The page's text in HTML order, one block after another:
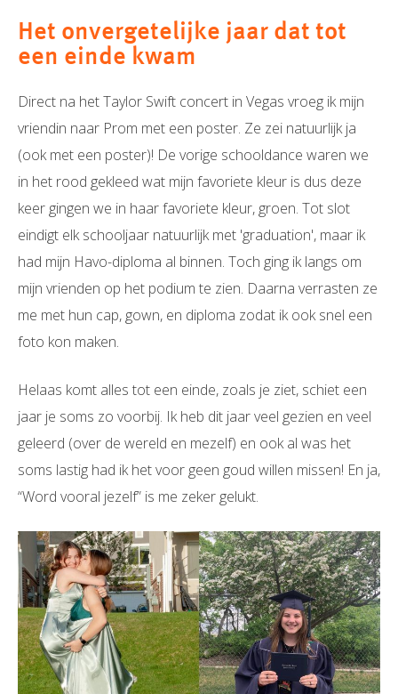
Het onvergetelijke jaar dat tot
een einde kwam
Direct na het Taylor Swift concert in Vegas vroeg ik mijn
vriendin naar Prom met een poster. Ze zei natuurlijk ja
(ook met een poster)! De vorige schooldance waren we
in het rood gekleed wat mijn favoriete kleur is dus deze
keer gingen we in haar favoriete kleur, groen. Tot slot
eindigt elk schooljaar natuurlijk met 'graduation', maar ik
had mijn Havo-diploma al binnen. Toch ging ik langs om
mijn vrienden op het podium te zien. Daarna verrasten ze
me met hun cap, gown, en diploma zodat ik ook snel een
foto kon maken.
Helaas komt alles tot een einde, zoals je ziet, schiet een
jaar je soms zo voorbij. Ik heb dit jaar veel gezien en veel
geleerd (over de wereld en mezelf) en ook al was het
soms lastig had ik het voor geen goud willen missen! En ja,
“Word vooral jezelf” is me zeker gelukt.